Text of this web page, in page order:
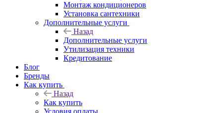
Монтаж кондиционеров
Установка сантехники
Дополнительные услуги
Назад
Дополнительные услуги
Утилизация техники
Кредитование
Блог
Бренды
Как купить
Назад
Как купить
Условия оплаты